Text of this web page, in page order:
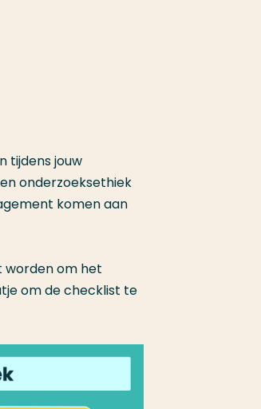
tijdens jouw
onderzoeksethiek
komen aan
worden om het
om de checklist te